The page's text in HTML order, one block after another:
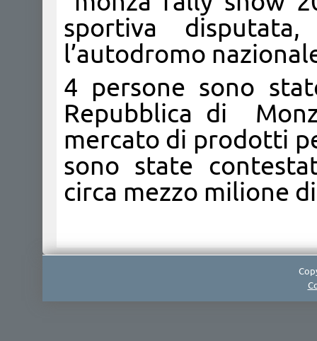
sportiva
l’autodromo
4 persone sono
Repubblica di
mercato di prodotti
sono state
circa mezzo milione